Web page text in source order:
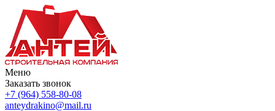
Меню
Заказать звонок
+7 (964) 558-80-08
anteydrakino@mail.ru